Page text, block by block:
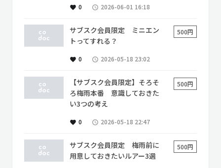
favorite 0 access_time 2026-06-01 16:18
サブスク会員限定 ミニエン
トってすれる？
500円
favorite 0 access_time 2026-05-18 23:02
【サブスク会員限定】そろそ
ろ梅雨本番 意識しておきた
い3つの考え
500円
favorite 0 access_time 2026-05-18 22:47
サブスク会員限定 梅雨前に
用意しておきたいルアー3選
500円